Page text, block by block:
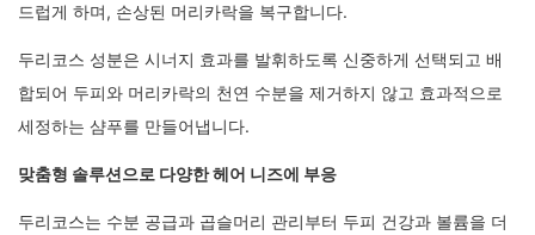
드럽게 하며, 손상된 머리카락을 복구합니다.
두리코스 성분은 시너지 효과를 발휘하도록 신중하게 선택되고 배
합되어 두피와 머리카락의 천연 수분을 제거하지 않고 효과적으로
세정하는 샴푸를 만들어냅니다.
맞춤형 솔루션으로 다양한 헤어 니즈에 부응
두리코스는 수분 공급과 곱슬머리 관리부터 두피 건강과 볼륨을 더